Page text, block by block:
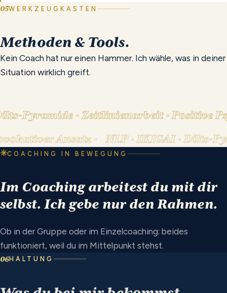
05WERKZEUGKASTEN
Methoden & Tools.
Kein Coach hat nur einen Hammer. Ich wähle, was in deiner
Situation wirklich greift.
Pyramide · Zeitlinienarbeit · Positive
Ansatz · NLP · IKIGAI ·
✳COACHING IN BEWEGUNG
Im Coaching arbeitest du mit dir
selbst. Ich gebe nur den Rahmen.
Ob in der Gruppe oder im Einzelcoaching: beides
funktioniert, weil du im Mittelpunkt stehst.
06HALTUNG